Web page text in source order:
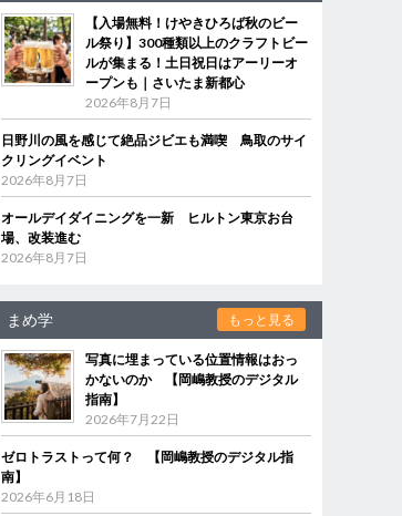
【入場無料！けやきひろば秋のビー
ル祭り】300種類以上のクラフトビー
ルが集まる！土日祝日はアーリーオ
ープンも｜さいたま新都心
2026年8月7日
日野川の風を感じて絶品ジビエも満喫 鳥取のサイ
クリングイベント
2026年8月7日
オールデイダイニングを一新 ヒルトン東京お台
場、改装進む
2026年8月7日
まめ学 もっと見る
写真に埋まっている位置情報はおっ
かないのか 【岡嶋教授のデジタル
指南】
2026年7月22日
ゼロトラストって何？ 【岡嶋教授のデジタル指
南】
2026年6月18日